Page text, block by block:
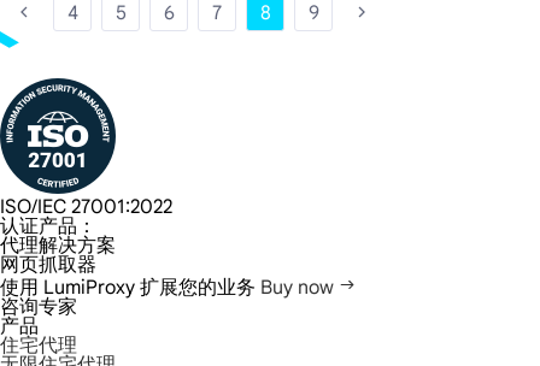
4
5 6 7 8 9
ISO/IEC 27001:2022
认证产品：
代理解决方案
网页抓取器
使用 LumiProxy 扩展您的业务 Buy now
咨询专家
产品
住宅代理